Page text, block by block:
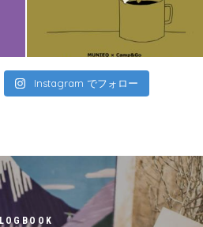
Instagram でフォロー
LOGBOOK